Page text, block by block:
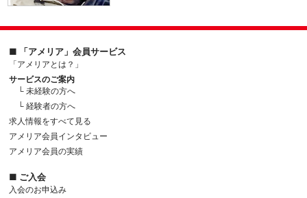
■ 「アメリア」会員サービス
「アメリアとは？」
サービスのご案内
└ 未経験の方へ
└ 経験者の方へ
求人情報をすべて見る
アメリア会員インタビュー
アメリア会員の実績
■ ご入会
入会のお申込み